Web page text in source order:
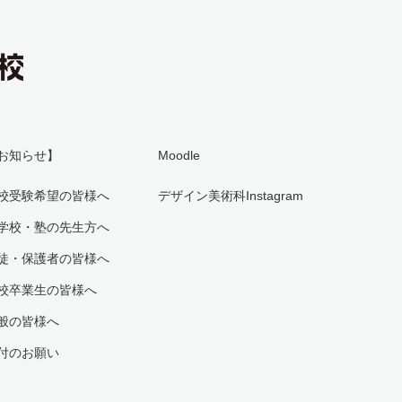
知らせ】
受験希望の皆様へ
校・塾の先生方へ
・保護者の皆様へ
卒業生の皆様へ
の皆様へ
のお願い
Moodle
デザイン美術科Instagram